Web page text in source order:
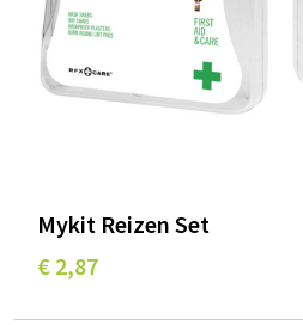
Mykit Reizen Set
€ 2,87